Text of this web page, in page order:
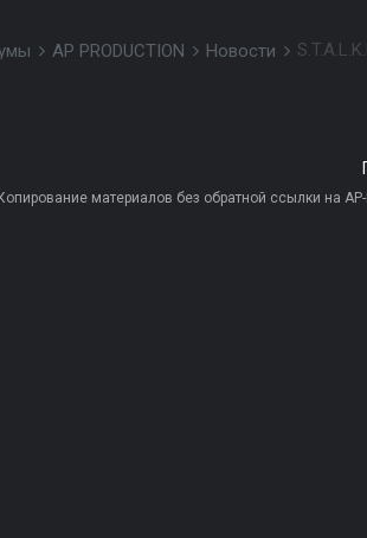
AP PRODUCTION Новости
Копирование материалов без обратной ссылки на